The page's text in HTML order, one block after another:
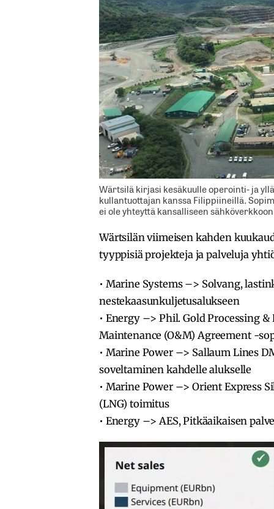
Wärtsilä kirjasi kesäkuulle operointi- ja
kullantuottajan kanssa Filippiineillä.
ei ole yhteyttä kansalliseen
Wärtsilän viimeisen kahden
tyyppisiä projekteja ja palveluja
• Marine Systems –> Solvang,
nestekaasunkuljetusalukseen
• Energy –> Phil. Gold Processing
Maintenance (O&M) Agreement -
• Marine Power –> Sallaum Lines
soveltaminen kahdelle alukselle
• Marine Power –> Orient Express
(LNG) toimitus
• Energy –> AES, Pitkäaikaisen